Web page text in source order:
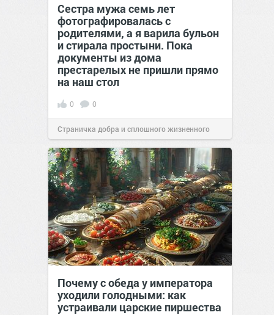
Сестра мужа семь лет
фотографировалась с
родителями, а я варила бульон
и стирала простыни. Пока
документы из дома
престарелых не пришли прямо
на наш стол
0 0
Страничка добра и сплошного жизненного
позитива!00:2907 авг 2026
Почему с обеда у императора
уходили голодными: как
устраивали царские пиршества